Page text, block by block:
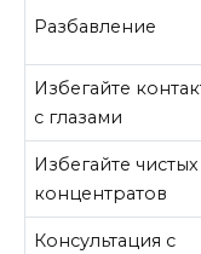
Разбавление
Избегайте
с глазами
Избегайте чистых
концентратов
Консультация с